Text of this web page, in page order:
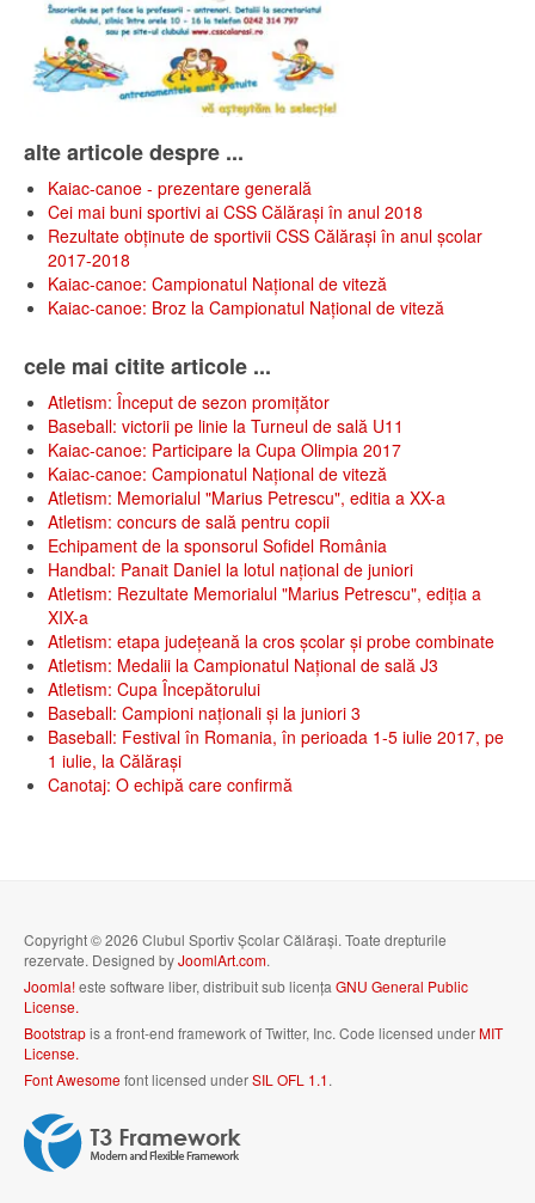
alte articole despre ...
Kaiac-canoe - prezentare generală
Cei mai buni sportivi ai CSS Călărași în anul 2018
Rezultate obținute de sportivii CSS Călărași în anul școlar
2017-2018
Kaiac-canoe: Campionatul Național de viteză
Kaiac-canoe: Broz la Campionatul Național de viteză
cele mai citite articole ...
Atletism: Început de sezon promițător
Baseball: victorii pe linie la Turneul de sală U11
Kaiac-canoe: Participare la Cupa Olimpia 2017
Kaiac-canoe: Campionatul Național de viteză
Atletism: Memorialul "Marius Petrescu", editia a XX-a
Atletism: concurs de sală pentru copii
Echipament de la sponsorul Sofidel România
Handbal: Panait Daniel la lotul național de juniori
Atletism: Rezultate Memorialul "Marius Petrescu", ediția a
XIX-a
Atletism: etapa județeană la cros școlar și probe combinate
Atletism: Medalii la Campionatul Național de sală J3
Atletism: Cupa Începătorului
Baseball: Campioni naționali și la juniori 3
Baseball: Festival în Romania, în perioada 1-5 iulie 2017, pe
1 iulie, la Călăraşi
Canotaj: O echipă care confirmă
Copyright © 2026 Clubul Sportiv Școlar Călărași. Toate drepturile
rezervate. Designed byJoomlArt.com.
Joomla!este software liber, distribuit sub licența GNU General Public
License.
Bootstrapis a front-end framework of Twitter, Inc. Code licensed underMIT
License.
Font Awesomefont licensed underSIL OFL 1.1.